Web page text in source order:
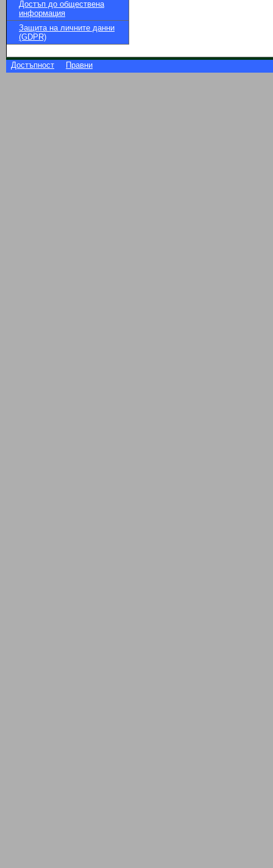
Достъп до обществена
информация
Защита на личните данни
(GDPR)
Достъпност Правни